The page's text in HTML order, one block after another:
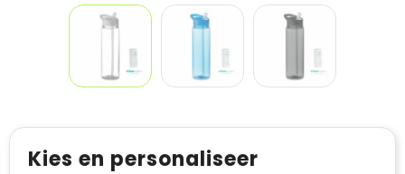
Kies en personaliseer